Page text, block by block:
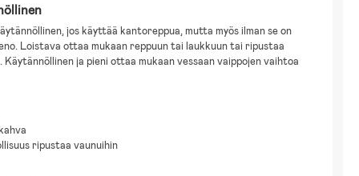
Minecraft
and His Amazing Friends
Sonic the Hedgehog
Disney Cars
Djungelboken
Marvel Spider-Man Rakennussarjat & Legot
Britax smile 3
jos käyttää kantoreppua, mutta myös ilman se on
Loistava ottaa mukaan reppuun tai laukkuun tai ripustaa
Käytännöllinen ja pieni ottaa mukaan vessaan vaippojen vaihtoa
ripustaa vaunuihin